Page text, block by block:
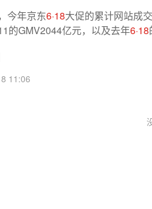
今年京东6·18大促的累计网站成
的GMV2044亿元，以及去年6·18
11:06